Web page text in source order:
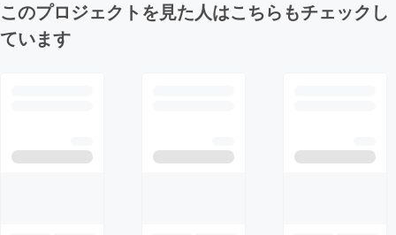
このプロジェクトを見た人はこちらもチェックし
ています